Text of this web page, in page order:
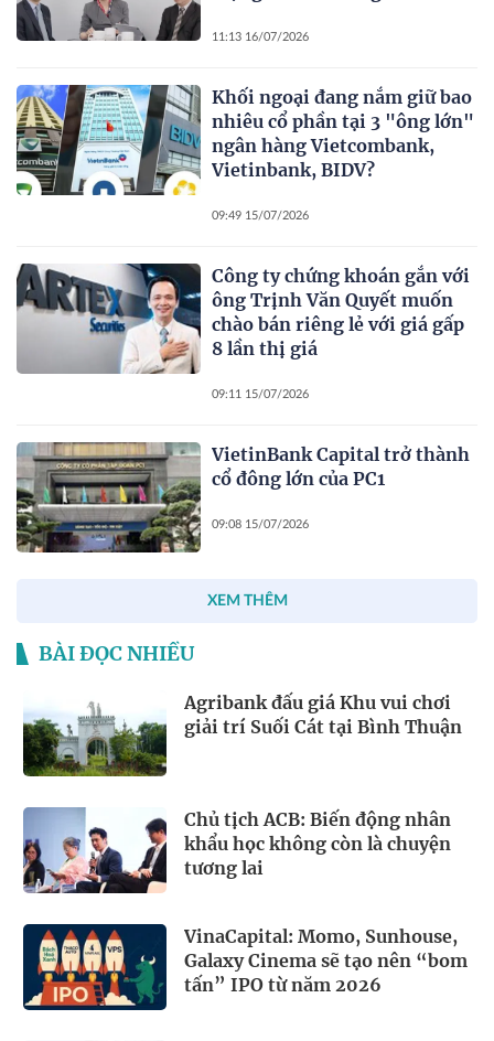
11:13 16/07/2026
Khối ngoại đang nắm giữ bao
nhiêu cổ phần tại 3 "ông lớn"
ngân hàng Vietcombank,
Vietinbank, BIDV?
09:49 15/07/2026
Công ty chứng khoán gắn với
ông Trịnh Văn Quyết muốn
chào bán riêng lẻ với giá gấp
8 lần thị giá
09:11 15/07/2026
VietinBank Capital trở thành
cổ đông lớn của PC1
09:08 15/07/2026
XEM THÊM
BÀI ĐỌC NHIỀU
Agribank đấu giá Khu vui chơi
giải trí Suối Cát tại Bình Thuận
Chủ tịch ACB: Biến động nhân
khẩu học không còn là chuyện
tương lai
VinaCapital: Momo, Sunhouse,
Galaxy Cinema sẽ tạo nên “bom
tấn” IPO từ năm 2026